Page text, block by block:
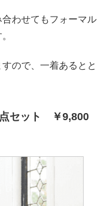
わせてもフォーマル
ので、一着あるとと
セット ￥9,800